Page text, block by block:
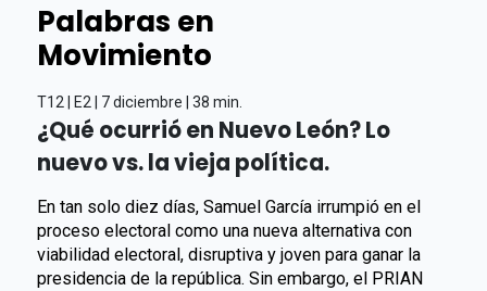
Palabras en
Movimiento
T12 | E2 | 7 diciembre | 38 min.
¿Qué ocurrió en Nuevo León? Lo
nuevo vs. la vieja política.
En tan solo diez días, Samuel García irrumpió en el
proceso electoral como una nueva alternativa con
viabilidad electoral, disruptiva y joven para ganar la
presidencia de la república. Sin embargo, el PRIAN